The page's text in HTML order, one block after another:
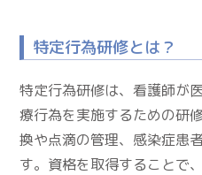
特定行為研修とは？
特定行為研修は、看護師が
療行為を実施するための研
換や点滴の管理、感染症患
す。資格を取得することで